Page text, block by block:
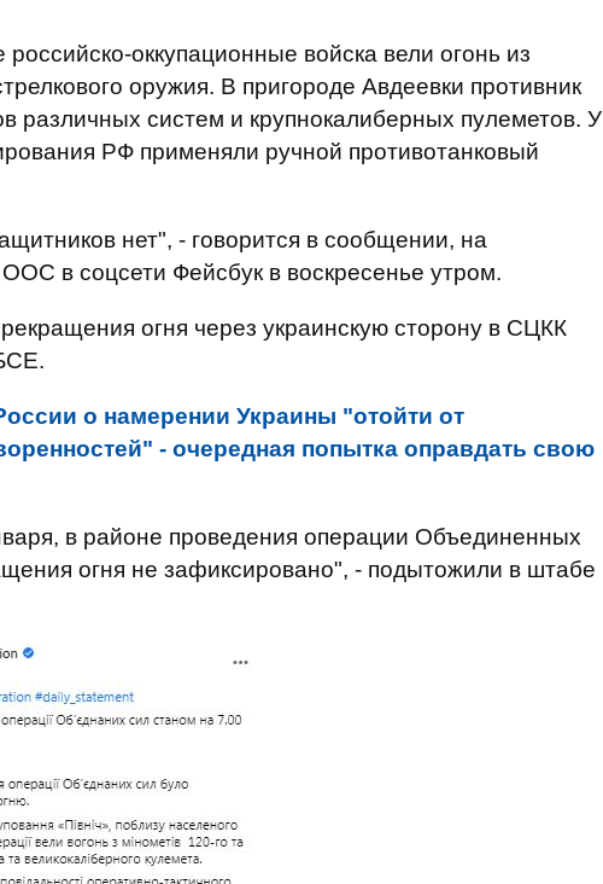
оккупационные войска вели огонь из
оружия. В пригороде Авдеевки противник
различных систем и крупнокалиберных пулеметов. У
РФ применяли ручной противотанковый
нет", - говорится в сообщении, на
в соцсети Фейсбук в воскресенье утром.
огня через украинскую сторону в СЦКК
о намерении Украины "отойти от
- очередная попытка оправдать свою
в районе проведения операции Объединенных
огня не зафиксировано", - подытожили в штабе